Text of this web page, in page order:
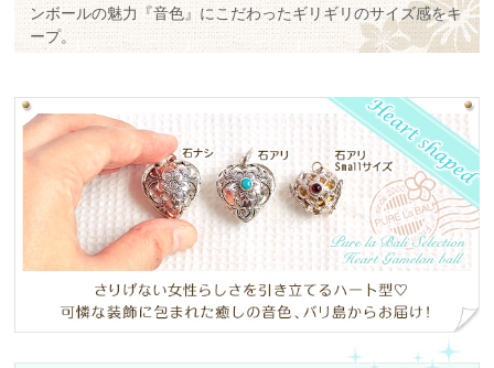
ンボールの魅力『音色』にこだわったギリギリのサイズ感をキ
ープ。